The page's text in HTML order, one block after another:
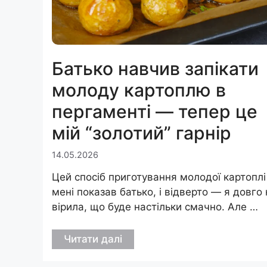
Батько навчив запікати
молоду картоплю в
пергаменті — тепер це
мій “золотий” гарнір
14.05.2026
Цей спосіб приготування молодої картоплі
мені показав батько, і відверто — я довго
вірила, що буде настільки смачно. Але …
Читати далі